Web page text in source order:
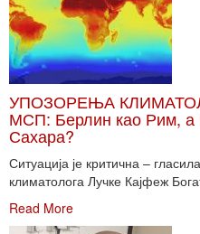
УПОЗОРЕЊА
МСП: Берлин као Рим, а
Сахара?
Ситуација је критична –
климатолога Лучке Кајфеж
Read More